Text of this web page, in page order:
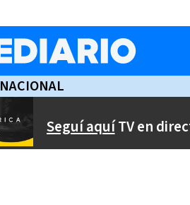
NACIONAL
Seguí aquíTV en